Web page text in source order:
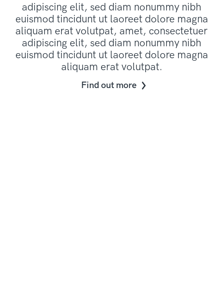
adipiscing elit, sed diam nonummy nibh
euismod tincidunt ut laoreet dolore magna
aliquam erat volutpat, amet, consectetuer
adipiscing elit, sed diam nonummy nibh
euismod tincidunt ut laoreet dolore magna
aliquam erat volutpat.
Find out more